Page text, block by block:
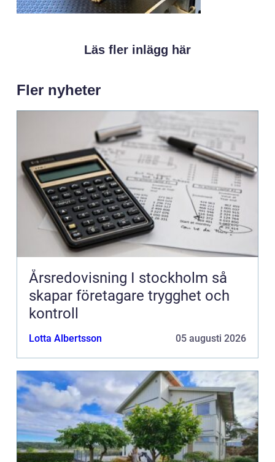
Läs fler inlägg här
Fler nyheter
Årsredovisning I stockholm så
skapar företagare trygghet och
kontroll
Lotta Albertsson 05 augusti 2026